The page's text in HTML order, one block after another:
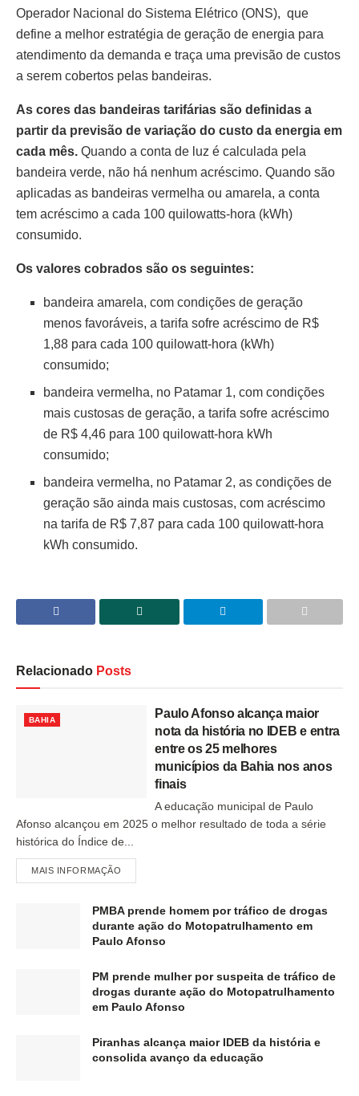
Operador Nacional do Sistema Elétrico (ONS), que
define a melhor estratégia de geração de energia para
atendimento da demanda e traça uma previsão de custos
a serem cobertos pelas bandeiras.
As cores das bandeiras tarifárias são definidas a
partir da previsão de variação do custo da energia em
cada mês. Quando a conta de luz é calculada pela
bandeira verde, não há nenhum acréscimo. Quando são
aplicadas as bandeiras vermelha ou amarela, a conta
tem acréscimo a cada 100 quilowatts-hora (kWh)
consumido.
Os valores cobrados são os seguintes:
bandeira amarela, com condições de geração
menos favoráveis, a tarifa sofre acréscimo de R$
1,88 para cada 100 quilowatt-hora (kWh)
consumido;
bandeira vermelha, no Patamar 1, com condições
mais custosas de geração, a tarifa sofre acréscimo
de R$ 4,46 para 100 quilowatt-hora kWh
consumido;
bandeira vermelha, no Patamar 2, as condições de
geração são ainda mais custosas, com acréscimo
na tarifa de R$ 7,87 para cada 100 quilowatt-hora
kWh consumido.
Relacionado Posts
BAHIA
Paulo Afonso alcança maior
nota da história no IDEB e entra
entre os 25 melhores
municípios da Bahia nos anos
finais
A educação municipal de Paulo
Afonso alcançou em 2025 o melhor resultado de toda a série
histórica do Índice de...
MAIS INFORMAÇÃO
PMBA prende homem por tráfico de drogas
durante ação do Motopatrulhamento em
Paulo Afonso
PM prende mulher por suspeita de tráfico de
drogas durante ação do Motopatrulhamento
em Paulo Afonso
Piranhas alcança maior IDEB da história e
consolida avanço da educação